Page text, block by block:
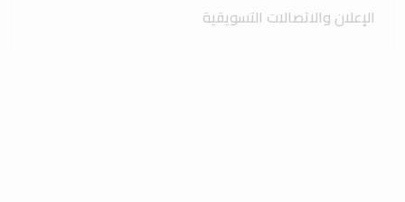
الإعلان والاتصالات التسويقية